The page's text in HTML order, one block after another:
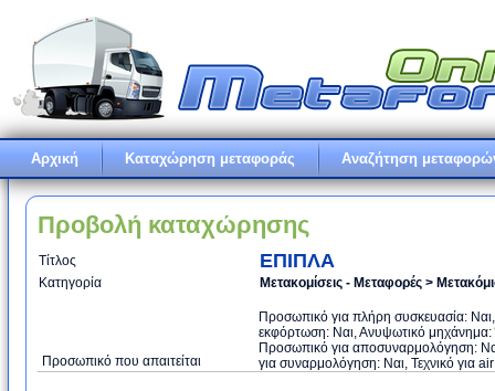
Αρχική Καταχώρηση μεταφοράς Αναζήτηση
Προβολή καταχώρησης
Τίτλος ΕΠΙΠΛΑ
Κατηγορία Μετακομίσεις - Μεταφορές >
Προσωπικό που απαιτείται
Προσωπικό για πλήρη συσκευασία:
εκφόρτωση: Ναι, Ανυψωτικό μηχάνημα:
Προσωπικό για αποσυναρμολόγηση:
για συναρμολόγηση: Ναι, Τεχνικό για